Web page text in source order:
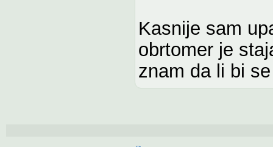
Kasnije sam
obrtomer je
znam da li bi